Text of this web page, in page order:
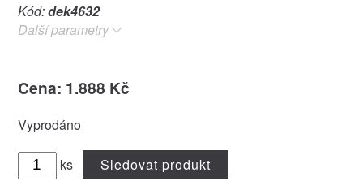
Kód:dek4632
Další parametry
Cena: 1.888 Kč
Vyprodáno
ks Sledovat produkt